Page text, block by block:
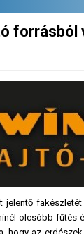
forrásból
jelentő
olcsóbb fűtés